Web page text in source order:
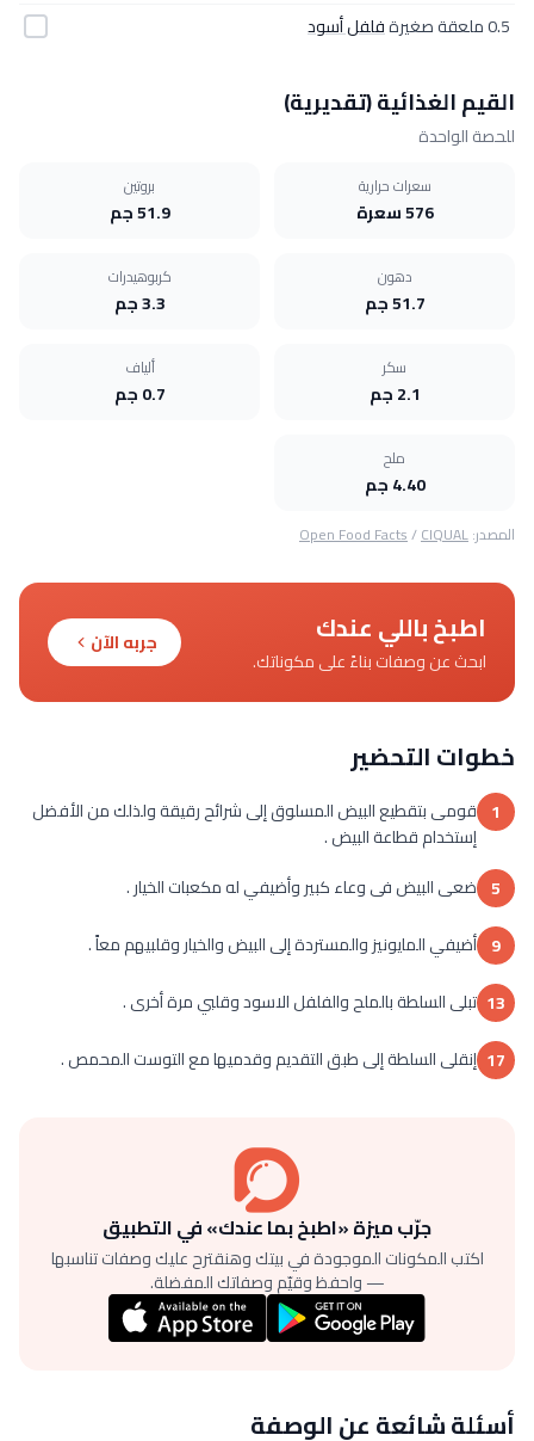
0.5 ملعقة صغيرة
فلفل أسود
القيم الغذائية (تقديرية)
للحصة الواحدة
سعرات حرارية
576 سعرة
بروتين
51.9 جم
دهون
51.7 جم
كربوهيدرات
3.3 جم
سكر
2.1 جم
ألياف
0.7 جم
ملح
4.40 جم
المصدر: Open Food Facts/CIQUAL
اطبخ باللي عندك
ابحث عن وصفات بناءً على مكوناتك.
جربه الآن
خطوات التحضير
1 قومى بتقطيع البيض المسلوق إلى شرائح رقيقة ولذلك من الأفضل
إستخدام قطاعة البيض .
5 ضعى البيض فى وعاء كبير وأضيفي له مكعبات الخيار .
9 أضيفي المايونيز والمستردة إلى البيض والخيار وقلبيهم معاً .
13 تبلى السلطة بالملح والفلفل الاسود وقلبي مرة أخرى .
17 إنقلى السلطة إلى طبق التقديم وقدميها مع التوست المحمص .
جرّب ميزة «اطبخ بما عندك» في التطبيق
اكتب المكونات الموجودة في بيتك وهنقترح عليك وصفات تناسبها
— واحفظ وقيّم وصفاتك المفضلة.
أسئلة شائعة عن الوصفة